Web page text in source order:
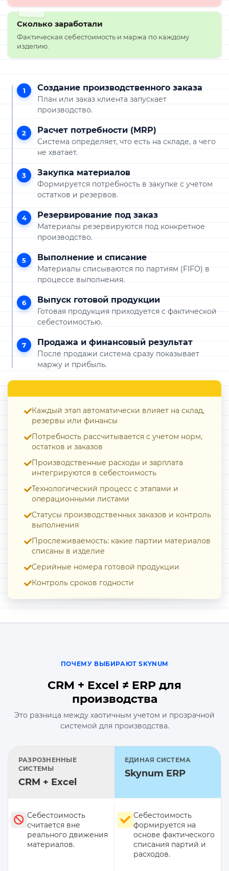
Сколько заработали
Фактическая себестоимость и маржа по каждому
изделию.
1 Создание производственного заказа
План или заказ клиента запускает
производство.
2 Расчет потребности (MRP)
Система определяет, что есть на складе, а чего
не хватает.
3 Закупка материалов
Формируется потребность в закупке с учетом
остатков и резервов.
4 Резервирование под заказ
Материалы резервируются под конкретное
производство.
5 Выполнение и списание
Материалы списываются по партиям (FIFO) в
процессе выполнения.
6 Выпуск готовой продукции
Готовая продукция приходуется с фактической
себестоимостью.
7 Продажа и финансовый результат
После продажи система сразу показывает
маржу и прибыль.
Каждый этап автоматически влияет на склад,
резервы или финансы
Потребность рассчитывается с учетом норм,
остатков и заказов
Производственные расходы и зарплата
интегрируются в себестоимость
Технологический процесс с этапами и
операционными листами
Статусы производственных заказов и контроль
выполнения
Прослеживаемость: какие партии материалов
списаны в изделие
Серийные номера готовой продукции
Контроль сроков годности
ПОЧЕМУ ВЫБИРАЮТ SKYNUM
CRM + Excel ≠ ERP для
производства
Это разница между хаотичным учетом и прозрачной
системой для производства.
РАЗРОЗНЕННЫЕ
СИСТЕМЫ
CRM + Excel
ЕДИНАЯ СИСТЕМА
Skynum ERP
Себестоимость
считается вне
реального движения
материалов.
Себестоимость
формируется на
основе фактического
списания партий и
расходов.